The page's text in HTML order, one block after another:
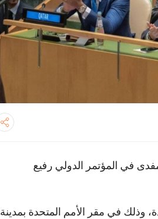
في المؤتمر الدولي رفيع
وذلك في مقر الأمم المتحدة بمدينة